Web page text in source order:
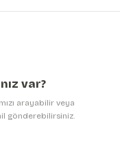
var?
arayabilir veya
gönderebilirsiniz.